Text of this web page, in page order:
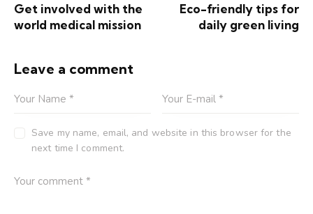
Get involved with the
world medical mission
Eco-friendly tips for
daily green living
Leave a comment
Save my name, email, and website in this browser for the
next time I comment.